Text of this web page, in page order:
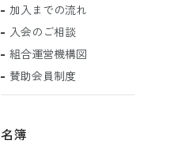
加入までの流れ
入会のご相談
組合運営機構図
賛助会員制度
名簿